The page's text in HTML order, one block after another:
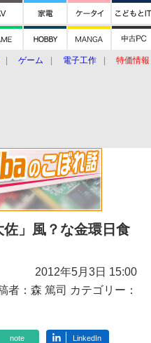
ゲーム 電子工作 特価情報
」風？な金環日食
2012年5月3日 15:00
者：森 篤司 カテゴリー：
note LinkedIn